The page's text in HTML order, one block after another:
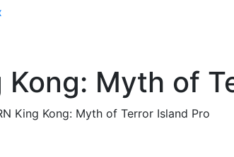
Kong: Myth of
King Kong: Myth of Terror Island Pro